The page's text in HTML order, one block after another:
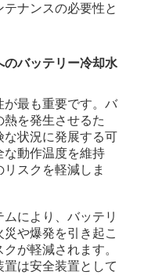
テナンスの必要性と
のバッテリー冷却水
が最も重要です。バ
を発生させるた
な状況に発展する可
な動作温度を維持
スクを軽減しま
により、バッテリ
や爆発を引き起こ
が軽減されます。
は安全装置として